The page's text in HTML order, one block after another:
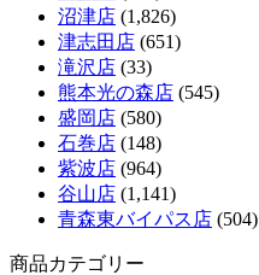
沼津店 (1,826)
津志田店 (651)
滝沢店 (33)
熊本光の森店 (545)
盛岡店 (580)
石巻店 (148)
紫波店 (964)
谷山店 (1,141)
青森東バイパス店 (504)
商品カテゴリー